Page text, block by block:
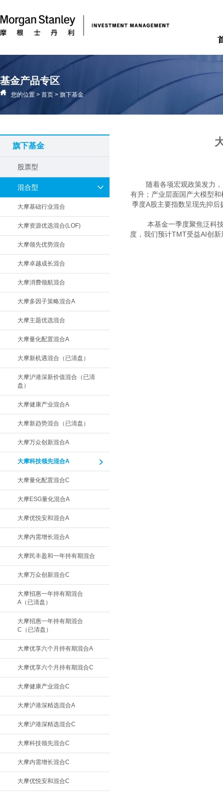
基金产品专区
您的位置 > 首页 > 旗下基金
旗下基金
股票型
混合型
大摩基础行业混合
大摩资源优选混合(LOF)
大摩领先优势混合
大摩卓越成长混合
大摩消费领航混合
大摩多因子策略混合A
大摩主题优选混合
大摩量化配置混合A
大摩新机遇混合（已清盘）
大摩沪港深新价值混合（已清
盘）
大摩健康产业混合A
大摩新趋势混合（已清盘）
大摩万众创新混合A
大摩科技领先混合A
大摩量化配置混合C
大摩ESG量化混合A
大摩优悦安和混合A
大摩内需增长混合A
大摩民丰盈和一年持有期混合
大摩万众创新混合C
大摩招惠一年持有期混合
A（已清盘）
大摩招惠一年持有期混合
C（已清盘）
大摩优享六个月持有期混合A
大摩优享六个月持有期混合C
大摩健康产业混合C
大摩沪港深精选混合A
大摩沪港深精选混合C
大摩科技领先混合C
大摩内需增长混合C
大摩优悦安和混合C
随着各项宏观政策发力
有升；产业层面国产大模型
季度A股主要指数呈现先抑
本基金一季度聚焦泛科技
度，我们预计TMT受益AI创